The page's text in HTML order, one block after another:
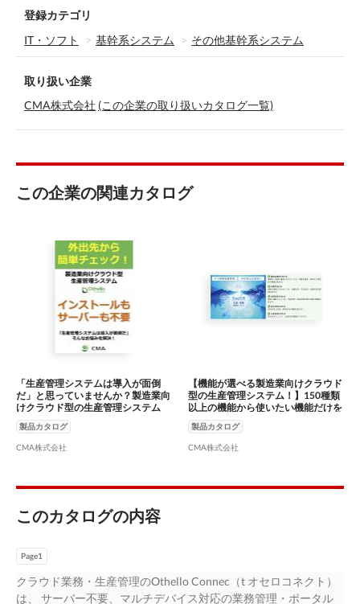
登録カテゴリ
IT・ソフト
基幹系システム その他基幹系システム
取り扱い企業
CMA株式会社 (この企業の取り扱いカタログ一覧)
この企業の関連カタログ
「生産管理システムは導入が面倒
だ」と思っていませんか？製造業向
けクラウド型の生産管理システム
「オセロコネクト」なら、サーバー
不要、インストール不要で、インタ
ーネットが繋がればデバイスフリー
で利用可能。
製品カタログ
CMA株式会社
【機能が選べる製造業向けクラウド
型の生産管理システム！】150種類
以上の機能から使いたい機能だけを
選んで月額料金で使える柔軟性。
「チャット」「掲示板」「スケジュ
ール」なども標準機能で利用可能。
製品カタログ
CMA株式会社
このカタログの内容
Page1
クラウド業務・生産管理のOthello Connec（t オセロコネクト）
は、 サーバー不要、マルチデバイス対応の業務管理・ポータル